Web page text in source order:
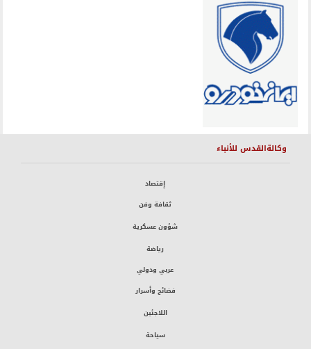
وكالةالقدس للأنباء
إقتصاد
ثقافة وفن
شؤون عسكرية
رياضة
عربي ودولي
فضائح وأسرار
اللاجئين
سياحة